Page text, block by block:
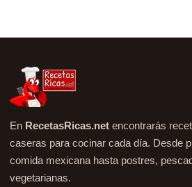
En RecetasRicas.net encontrarás
caseras para cocinar cada día. Desde
comida mexicana hasta postres,
vegetarianas.